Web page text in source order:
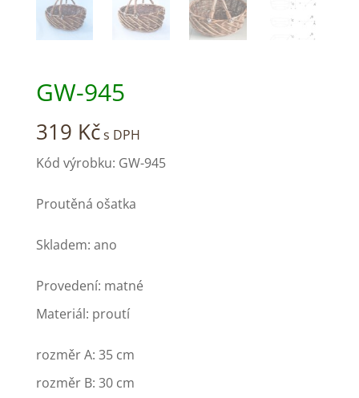
GW-945
319 Kčs DPH
Kód výrobku: GW-945
Proutěná ošatka
Skladem: ano
Provedení: matné
Materiál: proutí
rozměr A: 35 cm
rozměr B: 30 cm